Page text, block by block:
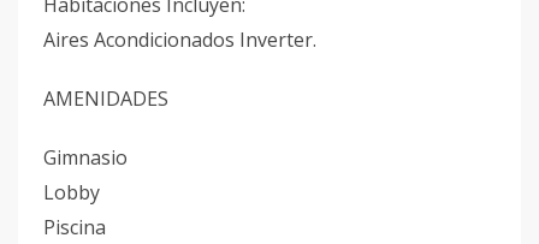
Aires Acondicionados Inverter.
AMENIDADES
Gimnasio
Lobby
Piscina